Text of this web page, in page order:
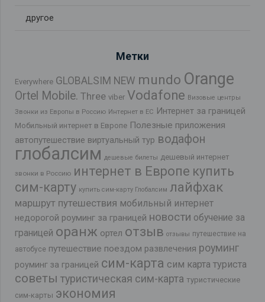
другое
Метки
Everywhere GLOBALSIM NEW mundo Orange
Ortel Mobile. Three viber Vodafone Визовые центры
Звонки из Европы в Россию Интернет в ЕС Интернет за границей
Мобильный интернет в Европе Полезные приложения
автопутешествие виртуальный тур водафон
глобалсим дешевые билеты дешевый интернет
звонки в Россию интернет в Европе купить
сим-карту купить сим-карту Глобалсим лайфхак
маршрут путешествия мобильный интернет
недорогой роуминг за границей новости обучение за
границей оранж ортел отзыв отзывы путешествие на
автобусе путешествие поездом развлечения роуминг
роуминг за границей сим-карта сим карта туриста
советы туристическая сим-карта туристические
сим-карты экономия